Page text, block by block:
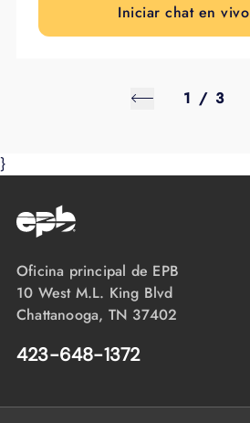
Iniciar chat en vivo
1 / 3
}
Oficina principal de EPB
10 West M.L. King Blvd
Chattanooga, TN 37402
423-648-1372